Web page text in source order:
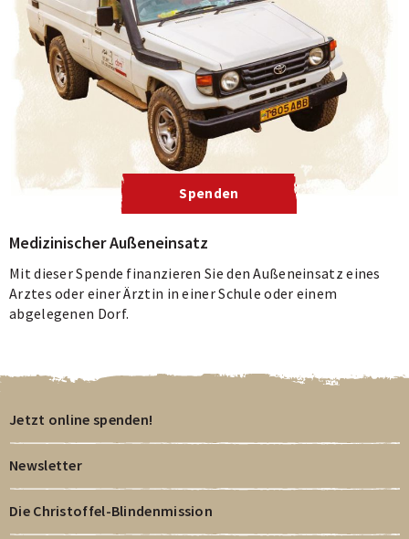
Spenden
Medizinischer Außeneinsatz
Mit dieser Spende finanzieren Sie den Außeneinsatz eines
Arztes oder einer Ärztin in einer Schule oder einem
abgelegenen Dorf.
Jetzt online spenden!
Newsletter
Die Christoffel-Blindenmission